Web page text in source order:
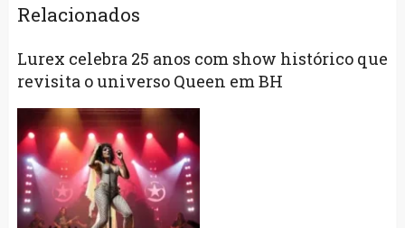
Relacionados
Lurex celebra 25 anos com show histórico que
revisita o universo Queen em BH